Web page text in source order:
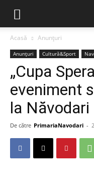
Acasă Anunțuri
Anunțuri Cultură&Sport
„Cupa
eveniment
la Năvodari
De către PrimariaNavodari -